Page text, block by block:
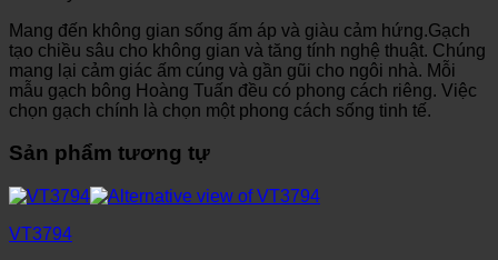
Mang đến không gian sống ấm áp và giàu cảm hứng.Gạch
tạo chiều sâu cho không gian và tăng tính nghệ thuật. Chúng
mang lại cảm giác ấm cúng và gần gũi cho ngôi nhà. Mỗi
mẫu gạch bông Hoàng Tuấn đều có phong cách riêng. Việc
chọn gạch chính là chọn một phong cách sống tinh tế.
Sản phẩm tương tự
VT3794